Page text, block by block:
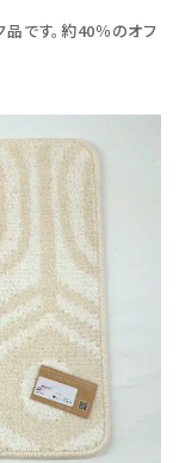
です。約40％のオフ